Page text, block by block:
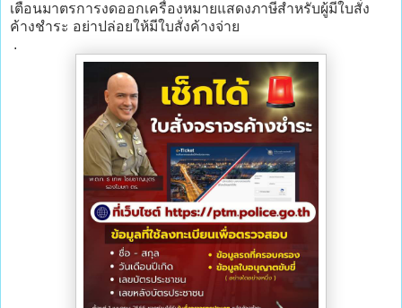
เตือนมาตรการงดออกเครื่องหมายแสดงภาษีสำหรับผู้มีใบสั่ง
ค้างชำระ อย่าปล่อยให้มีใบสั่งค้างจ่าย
.